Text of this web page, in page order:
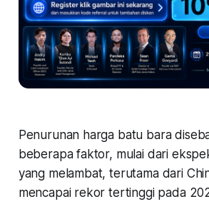
Penurunan harga batu bara
beberapa faktor, mulai dari
yang melambat, terutama dari
mencapai rekor tertinggi pada